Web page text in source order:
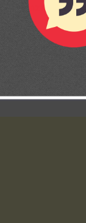
y cada
y lleno de